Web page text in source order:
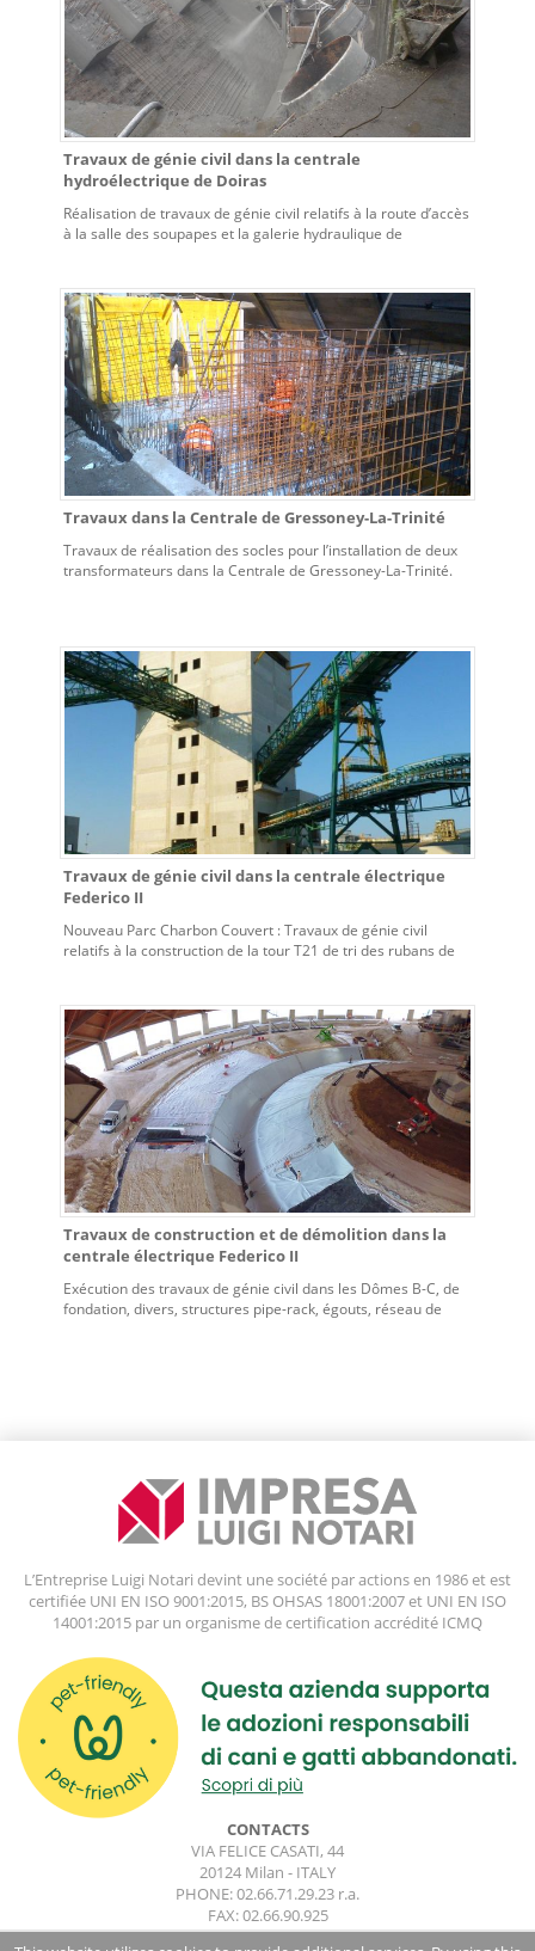
Travaux de génie civil dans la centrale
hydroélectrique de Doiras
Réalisation de travaux de génie civil relatifs à la route d’accès
à la salle des soupapes et la galerie hydraulique de
Travaux dans la Centrale de Gressoney-La-Trinité
Travaux de réalisation des socles pour l’installation de deux
transformateurs dans la Centrale de Gressoney-La-Trinité.
Travaux de génie civil dans la centrale électrique
Federico II
Nouveau Parc Charbon Couvert : Travaux de génie civil
relatifs à la construction de la tour T21 de tri des rubans de
Travaux de construction et de démolition dans la
centrale électrique Federico II
Exécution des travaux de génie civil dans les Dômes B-C, de
fondation, divers, structures pipe-rack, égouts, réseau de
L’Entreprise Luigi Notari devint une société par actions en 1986 et est
certifiée UNI EN ISO 9001:2015, BS OHSAS 18001:2007 et UNI EN ISO
14001:2015 par un organisme de certification accrédité ICMQ
CONTACTS
VIA FELICE CASATI, 44
20124 Milan - ITALY
PHONE: 02.66.71.29.23 r.a.
FAX: 02.66.90.925
impresa.luiginotari@impresaluiginotari.com